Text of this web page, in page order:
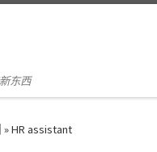
东西
»HR assistant